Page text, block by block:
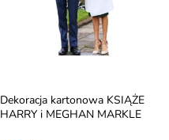
Dekoracja kartonowa KSIĄŻE
HARRY i MEGHAN MARKLE